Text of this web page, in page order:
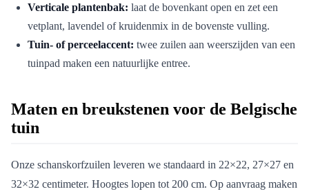
Verticale plantenbak: laat de bovenkant open en zet een
vetplant, lavendel of kruidenmix in de bovenste vulling.
Tuin- of perceelaccent: twee zuilen aan weerszijden van een
tuinpad maken een natuurlijke entree.
Maten en breukstenen voor de Belgische
tuin
Onze schanskorfzuilen leveren we standaard in 22×22, 27×27 en
32×32 centimeter. Hoogtes lopen tot 200 cm. Op aanvraag maken